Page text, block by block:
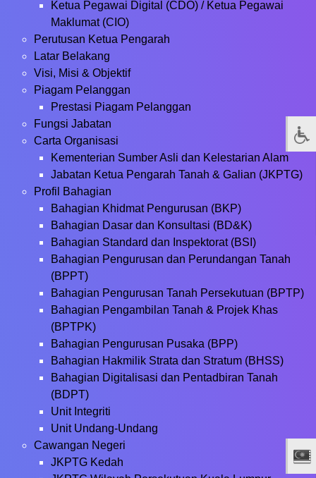
Ketua Pegawai Digital (CDO) / Ketua Pegawai
Maklumat (CIO)
Perutusan Ketua Pengarah
Latar Belakang
Visi, Misi & Objektif
Piagam Pelanggan
Prestasi Piagam Pelanggan
Fungsi Jabatan
Carta Organisasi
Kementerian Sumber Asli dan Kelestarian Alam
Jabatan Ketua Pengarah Tanah & Galian (JKPTG)
Profil Bahagian
Bahagian Khidmat Pengurusan (BKP)
Bahagian Dasar dan Konsultasi (BD&K)
Bahagian Standard dan Inspektorat (BSI)
Bahagian Pengurusan dan Perundangan Tanah
(BPPT)
Bahagian Pengurusan Tanah Persekutuan (BPTP)
Bahagian Pengambilan Tanah & Projek Khas
(BPTPK)
Bahagian Pengurusan Pusaka (BPP)
Bahagian Hakmilik Strata dan Stratum (BHSS)
Bahagian Digitalisasi dan Pentadbiran Tanah
(BDPT)
Unit Integriti
Unit Undang-Undang
Cawangan Negeri
JKPTG Kedah